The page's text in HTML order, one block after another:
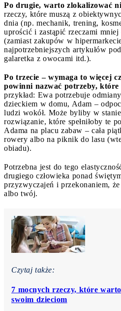
Po drugie, warto zlokalizować
rzeczy, które muszą z
dnia (np. mechanik, trening,
uprościć i zastąpić rzeczami
(zamiast zakupów w
najpotrzebniejszych artykułów
galaretka z owocami itd.).
Po trzecie – wymaga to więcej
powinni nazwać potrzeby,
przykład: Ewa potrzebuje
dzieckiem w domu, Adam –
ludzi wokół. Może byliby w
rozwiązanie, które spełniłoby te
Adama na placu zabaw – cała
rowery albo na piknik do lasu
obiadu).
Potrzebna jest do tego
drugiego człowieka ponad
przyzwyczajeń i przekonaniem,
albo twój.
Czytaj także:
7 mocnych rzeczy, które
swoim dzieciom